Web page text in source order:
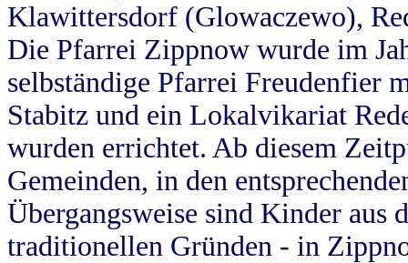
Klawittersdorf (Glowaczewo),
Die Pfarrei Zippnow wurde im
selbständige Pfarrei Freudenfier
Stabitz und ein Lokalvikariat
wurden errichtet. Ab diesem
Gemeinden, in den
Übergangsweise sind Kinder aus
traditionellen Gründen - in